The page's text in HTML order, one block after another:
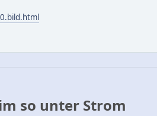
so unter Strom